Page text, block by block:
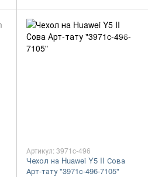
Артикул: 3971c-496
Чехол на Huawei Y5 II Сова
Арт-тату "3971c-496-7105"